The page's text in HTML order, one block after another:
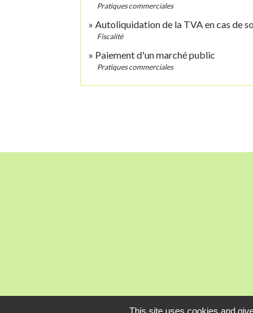
Pratiques commerciales
Autoliquidation de la TVA en cas de
Fiscalité
Paiement d'un marché public
Pratiques commerciales
This site uses cookies and